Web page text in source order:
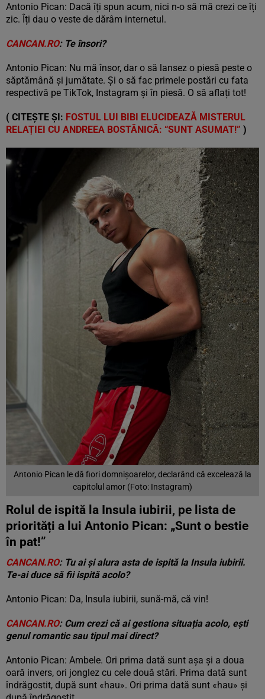
Antonio Pican: Dacă îți spun acum, nici n-o să mă crezi ce îți
zic. Îți dau o veste de dărâm internetul.
CANCAN.RO: Te însori?
Antonio Pican: Nu mă însor, dar o să lansez o piesă peste o
săptămână și jumătate. Și o să fac primele postări cu fata
respectivă pe TikTok, Instagram și în piesă. O să aflați tot!
( CITEȘTE ȘI: FOSTUL LUI BIBI ELUCIDEAZĂ MISTERUL
RELAȚIEI CU ANDREEA BOSTĂNICĂ: “SUNT ASUMAT!” )
Antonio Pican le dă fiori domnișoarelor, declarând că excelează la
capitolul amor (Foto: Instagram)
Rolul de ispită la Insula iubirii, pe lista de
priorități a lui Antonio Pican: „Sunt o bestie
în pat!”
CANCAN.RO: Tu ai și alura asta de ispită la Insula iubirii.
Te-ai duce să fii ispită acolo?
Antonio Pican: Da, Insula iubirii, sună-mă, că vin!
CANCAN.RO: Cum crezi că ai gestiona situația acolo, ești
genul romantic sau tipul mai direct?
Antonio Pican: Ambele. Ori prima dată sunt așa și a doua
oară invers, ori jonglez cu cele două stări. Prima dată sunt
îndrăgostit, după sunt «hau». Ori prima dată sunt «hau» și